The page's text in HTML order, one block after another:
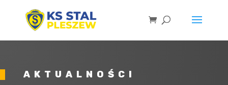
AKTUALNOŚCI